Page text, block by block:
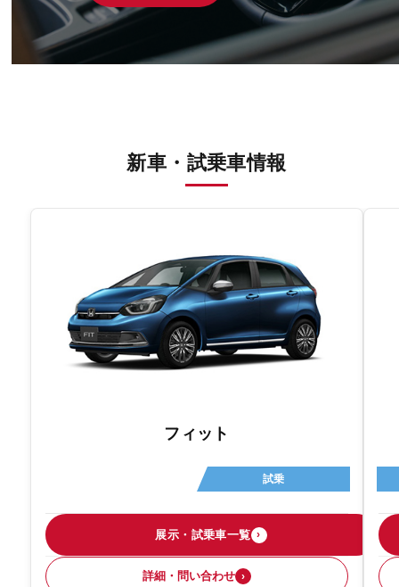
新車・試乗車情報
フィット
試乗
展示・試乗車一覧 ›
詳細・問い合わせ ›